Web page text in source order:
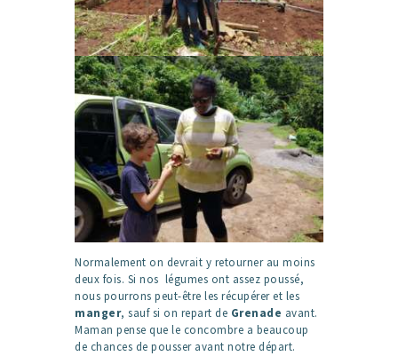
Normalement on devrait y retourner au moins
deux fois. Si nos légumes ont assez poussé,
nous pourrons peut-être les récupérer et les
manger, sauf si on repart de Grenade avant.
Maman pense que le concombre a beaucoup
de chances de pousser avant notre départ.